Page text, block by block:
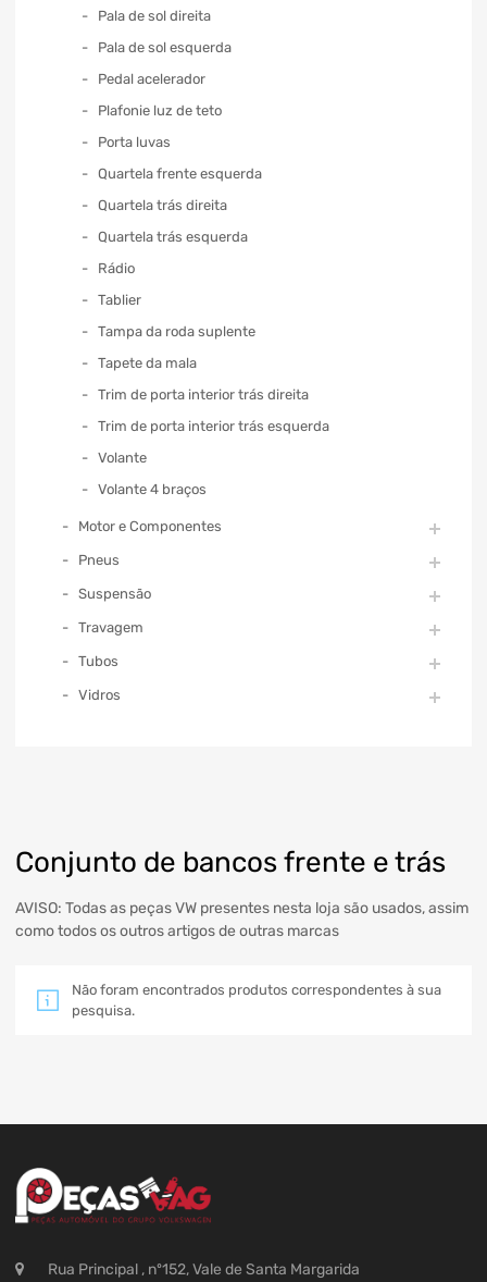
Conjunto de bancos frente e trás
AVISO: Todas as peças VW presentes nesta loja são usados, assim
como todos os outros artigos de outras marcas
Não foram encontrados produtos correspondentes à sua
pesquisa.
Pala de sol direita
Pala de sol esquerda
Pedal acelerador
Plafonie luz de teto
Porta luvas
Quartela frente esquerda
Quartela trás direita
Quartela trás esquerda
Rádio
Tablier
Tampa da roda suplente
Tapete da mala
Trim de porta interior trás direita
Trim de porta interior trás esquerda
Volante
Volante 4 braços
Motor e Componentes
Pneus
Suspensão
Travagem
Tubos
Vidros
Rua Principal , nº152, Vale de Santa Margarida